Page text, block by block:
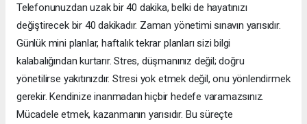
Telefonunuzdan uzak bir 40 dakika, belki de hayatınızı
değiştirecek bir 40 dakikadır. Zaman yönetimi sınavın yarısıdır.
Günlük mini planlar, haftalık tekrar planları sizi bilgi
kalabalığından kurtarır. Stres, düşmanınız değil; doğru
yönetilirse yakıtınızdır. Stresi yok etmek değil, onu yönlendirmek
gerekir. Kendinize inanmadan hiçbir hedefe varamazsınız.
Mücadele etmek, kazanmanın yarısıdır. Bu süreçte